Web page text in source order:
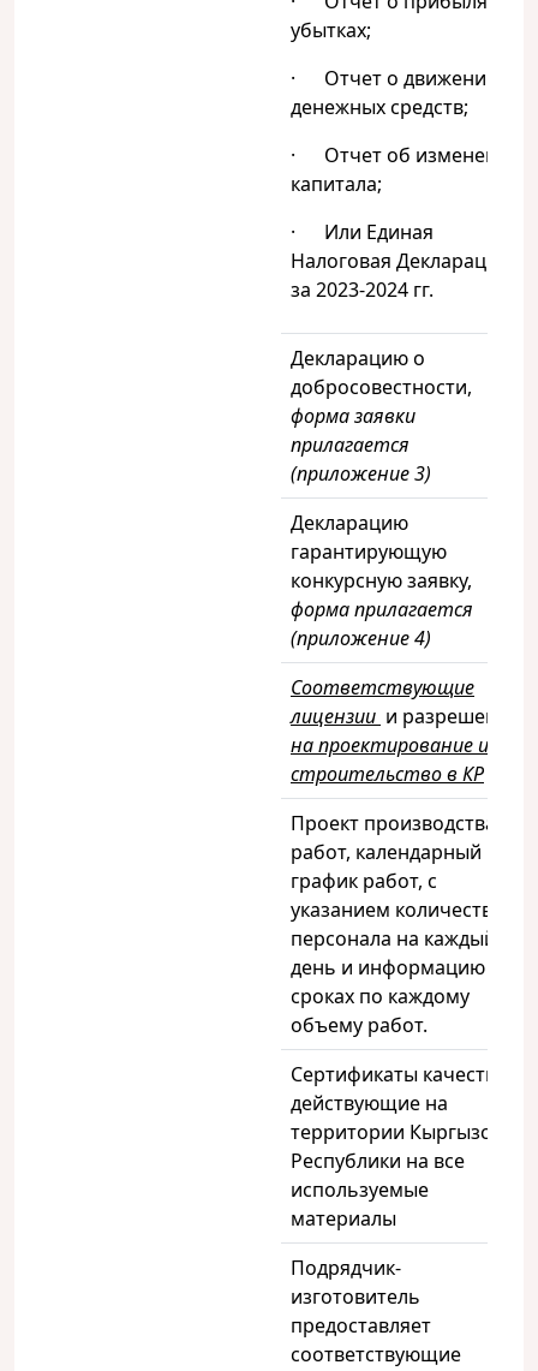
убытках;
· Отчет о движении
денежных средств;
· Отчет об изменении
капитала;
· Или Единая
Налоговая Декларация
за 2023-2024 гг.
Декларацию о
добросовестности,
форма заявки
прилагается
(приложение 3)
Декларацию
гарантирующую
конкурсную заявку,
форма прилагается
(приложение 4)
Соответствующие
лицензии и разрешения
на проектирование и
строительство в КР
Проект производства
работ, календарный
график работ, с
указанием количества
персонала на каждый
день и информацию о
сроках по каждому
объему работ.
Сертификаты качества,
действующие на
территории Кыргызской
Республики на все
используемые
материалы
Подрядчик-
изготовитель
предоставляет
соответствующие